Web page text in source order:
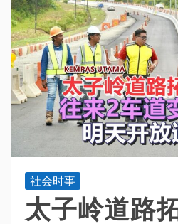
社会时事
太子岭道路